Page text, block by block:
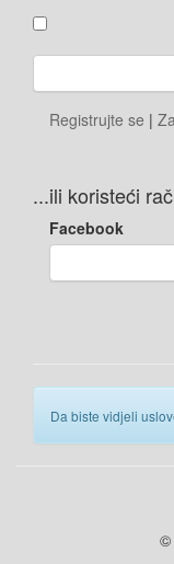
Registrujte se |
...ili koristeći
Facebook
Da biste vidjeli
©